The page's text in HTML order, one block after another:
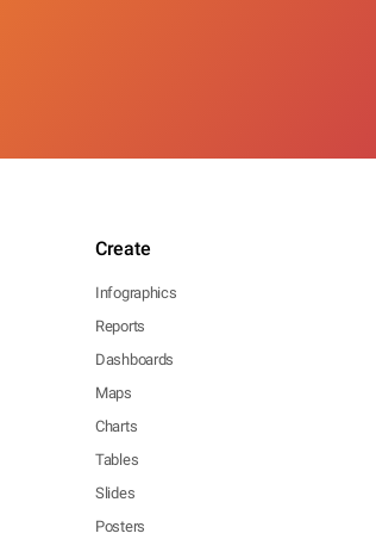
Create
Infographics
Reports
Dashboards
Maps
Charts
Tables
Slides
Posters